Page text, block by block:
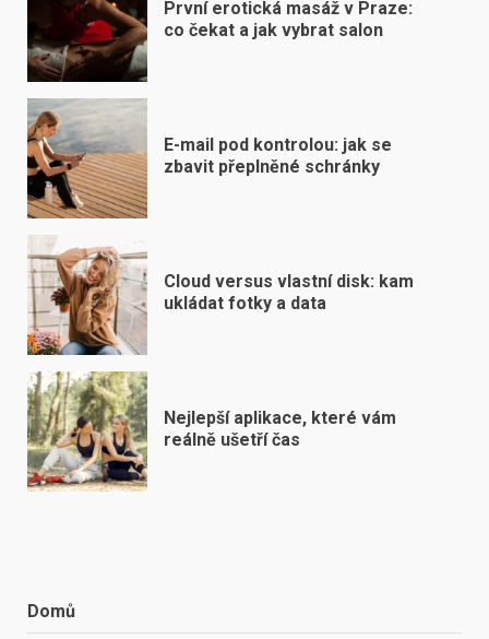
První erotická masáž v Praze:
co čekat a jak vybrat salon
E-mail pod kontrolou: jak se
zbavit přeplněné schránky
Cloud versus vlastní disk: kam
ukládat fotky a data
Nejlepší aplikace, které vám
reálně ušetří čas
Domů